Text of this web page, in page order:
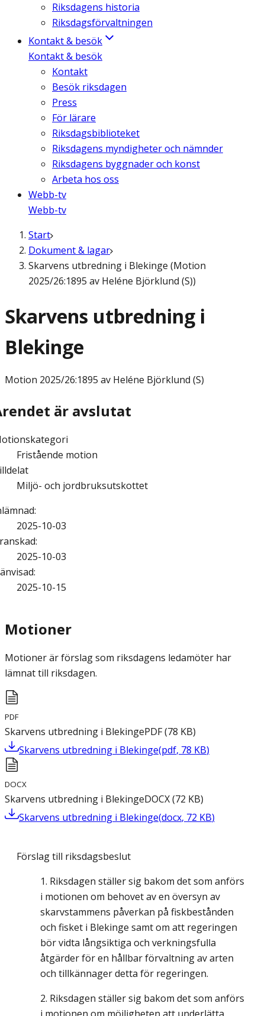
Riksdagens historia
Riksdagsförvaltningen
Kontakt & besök
Kontakt & besök
Kontakt
Besök riksdagen
Press
För lärare
Riksdagsbiblioteket
Riksdagens myndigheter och nämnder
Riksdagens byggnader och konst
Arbeta hos oss
Webb-tv
Webb-tv
Start
Dokument & lagar
Skarvens utbredning i Blekinge (Motion
2025/26:1895 av Heléne Björklund (S))
Skarvens utbredning i
Blekinge
Motion 2025/26:1895 av Heléne Björklund (S)
är avslutat
Fristående motion
Miljö- och jordbruksutskottet
:
2025-10-03
:
2025-10-03
:
2025-10-15
Motioner
Motioner är förslag som riksdagens ledamöter har
lämnat till riksdagen.
PDF
Skarvens utbredning i BlekingePDF(78 KB)
Skarvens utbredning i Blekinge(pdf, 78 KB)
DOCX
Skarvens utbredning i BlekingeDOCX(72 KB)
Skarvens utbredning i Blekinge(docx, 72 KB)
Förslag till riksdagsbeslut
Riksdagen ställer sig bakom det som anförs
i motionen om behovet av en översyn av
skarvstammens påverkan på fiskbestånden
och fisket i Blekinge samt om att regeringen
bör vidta långsiktiga och verkningsfulla
åtgärder för en hållbar förvaltning av arten
och tillkännager detta för regeringen.
Riksdagen ställer sig bakom det som anförs